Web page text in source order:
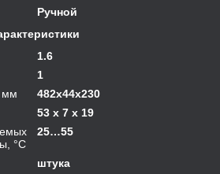
Ручной
1.6
1
мм
482х44х230
53 x 7 x 19
°C
25…55
штука